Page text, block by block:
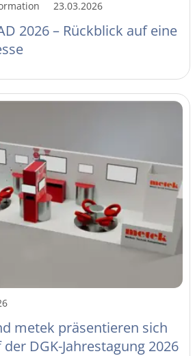
23.03.2026
2026 – Rückblick auf eine
metek präsentieren sich
DGK-Jahrestagung 2026